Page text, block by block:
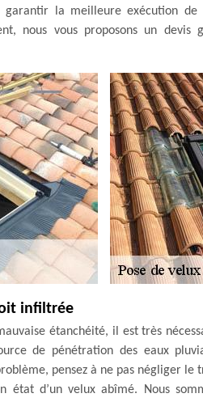
garantir la meilleure exécution de
nous vous proposons un
infiltrée
étanchéité, il est très
de pénétration des eaux
pensez à ne pas négliger le
d’un velux abîmé. Nous